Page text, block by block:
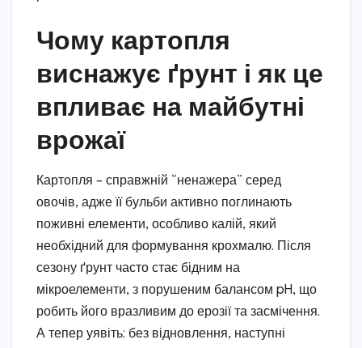
Чому картопля
виснажує ґрунт і як це
впливає на майбутні
врожаї
Картопля – справжній “ненажера” серед
овочів, адже її бульби активно поглинають
поживні елементи, особливо калій, який
необхідний для формування крохмалю. Після
сезону ґрунт часто стає бідним на
мікроелементи, з порушеним балансом pH, що
робить його вразливим до ерозії та засмічення.
А тепер уявіть: без відновлення, наступні